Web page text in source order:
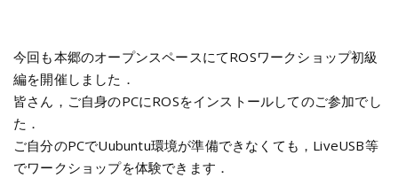
今回も本郷のオープンスペースにてROSワークショップ初級
編を開催しました．
皆さん，ご自身のPCにROSをインストールしてのご参加でし
た．
ご自分のPCでUubuntu環境が準備できなくても，LiveUSB等
でワークショップを体験できます．